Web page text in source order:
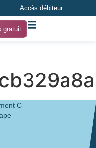
Accès débiteur
gratuit
C